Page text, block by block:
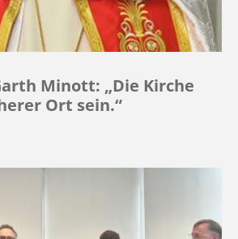
Minott: „Die Kirche
Ort sein.“